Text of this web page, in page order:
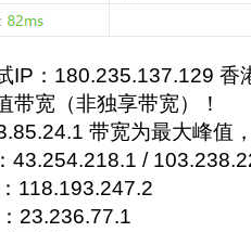
IP：180.235.137.129 香
带宽（非独享带宽）！
带宽为最大峰值
43.254.218.1 /
118.193.247.2
23.236.77.1